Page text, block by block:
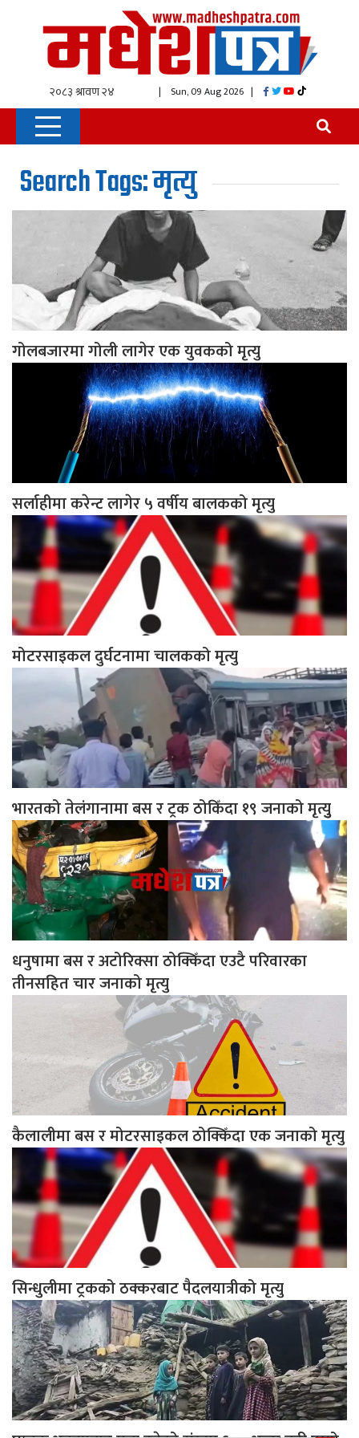
| Sun, 09 Aug 2026 |
Search Tags: मृत्यु
गोलबजारमा गोली लागेर एक युवकको मृत्यु
सर्लाहीमा करेन्ट लागेर ५ वर्षीय बालकको मृत्यु
मोटरसाइकल दुर्घटनामा चालकको मृत्यु
भारतको तेलंगानामा बस र ट्रक ठोकिँदा १९ जनाको मृत्युु
धनुषामा बस र अटोरिक्सा ठोक्किँदा एउटै परिवारका
तीनसहित चार जनाको मृत्यु
कैलालीमा बस र मोटरसाइकल ठोक्किँदा एक जनाको मृत्यु
सिन्धुलीमा ट्रकको ठक्करबाट पैदलयात्रीको मृत्यु